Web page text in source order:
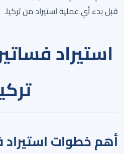
قبل بدء أي عملية استيراد من تركيا.
استيراد
أهم خطوات